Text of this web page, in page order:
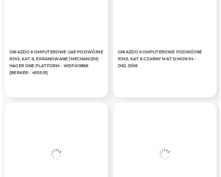
GNIAZDO KOMPUTEROWE UAE PODWÓJNE
RJ45, KAT.6, EKRANOWANE (MECHANIZM)
HAGER ONE.PLATFORM - WDF410866
(BERKER - 455501)
GNIAZDO KOMPUTEROWE PODWÓJNE
RJ45, KAT.6 CZARNY MAT SIMON 54 -
D62.01/49